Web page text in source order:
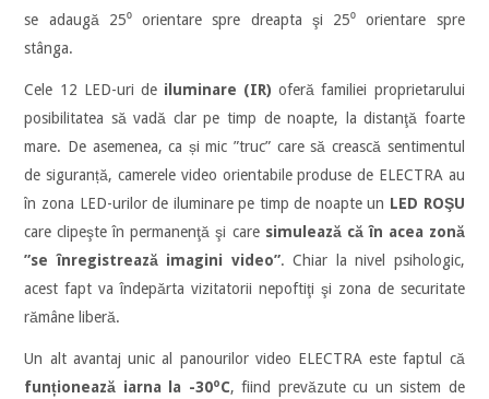
se adaugă 25⁰ orientare spre dreapta şi 25⁰ orientare spre
stânga.
Cele 12 LED-uri de iluminare (IR) oferă familiei proprietarului
posibilitatea să vadă clar pe timp de noapte, la distanţă foarte
mare. De asemenea, ca și mic ”truc” care să crească sentimentul
de siguranță, camerele video orientabile produse de ELECTRA au
în zona LED-urilor de iluminare pe timp de noapte un LED ROŞU
care clipeşte în permanenţă şi care simulează că în acea zonă
”se înregistrează imagini video”. Chiar la nivel psihologic,
acest fapt va îndepărta vizitatorii nepoftiţi şi zona de securitate
rămâne liberă.
Un alt avantaj unic al panourilor video ELECTRA este faptul că
funționează iarna la -30oC, fiind prevăzute cu un sistem de